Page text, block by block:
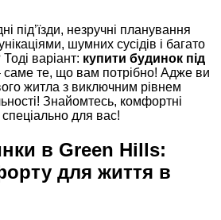
під’їзди, незручні планування
шумних сусідів і багато
варіант: купити будинок під
саме те, що вам потрібно! Адже ви
житла з виключним рівнем
Знайомтесь, комфортні
для вас!
в Green Hills:
для життя в